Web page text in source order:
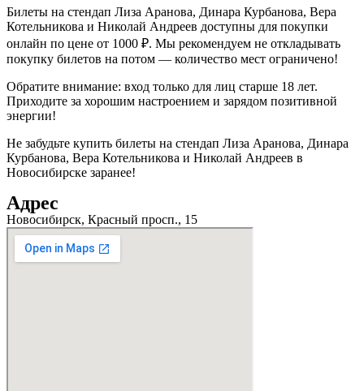
Билеты на стендап Лиза Аранова, Динара Курбанова, Вера
Котельникова и Николай Андреев доступны для покупки
онлайн по цене от 1000 ₽. Мы рекомендуем не откладывать
покупку билетов на потом — количество мест ограничено!
Обратите внимание: вход только для лиц старше 18 лет.
Приходите за хорошим настроением и зарядом позитивной
энергии!
Не забудьте купить билеты на стендап Лиза Аранова, Динара
Курбанова, Вера Котельникова и Николай Андреев в
Новосибирске заранее!
Адрес
Новосибирск, Красный просп., 15